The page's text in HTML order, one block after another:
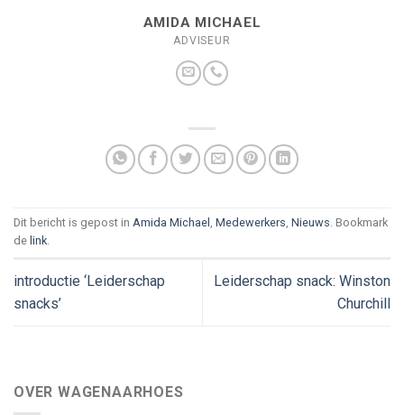
AMIDA MICHAEL
ADVISEUR
Dit bericht is gepost in Amida Michael , Medewerkers, Nieuws. Bookmark
de link.
introductie ‘Leiderschap
snacks’
Leiderschap snack: Winston
Churchill
OVER WAGENAARHOES